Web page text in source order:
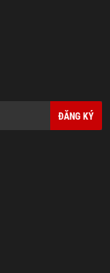
ĐĂNG KÝ